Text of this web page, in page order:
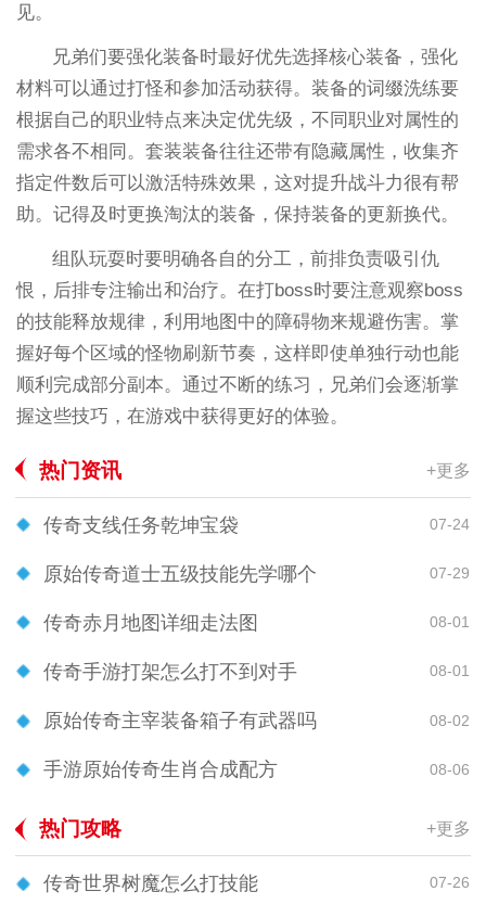
见。
兄弟们要强化装备时最好优先选择核心装备，强化
材料可以通过打怪和参加活动获得。装备的词缀洗练要
根据自己的职业特点来决定优先级，不同职业对属性的
需求各不相同。套装装备往往还带有隐藏属性，收集齐
指定件数后可以激活特殊效果，这对提升战斗力很有帮
助。记得及时更换淘汰的装备，保持装备的更新换代。
组队玩耍时要明确各自的分工，前排负责吸引仇
恨，后排专注输出和治疗。在打boss时要注意观察boss
的技能释放规律，利用地图中的障碍物来规避伤害。掌
握好每个区域的怪物刷新节奏，这样即使单独行动也能
顺利完成部分副本。通过不断的练习，兄弟们会逐渐掌
握这些技巧，在游戏中获得更好的体验。
热门资讯 +更多
传奇支线任务乾坤宝袋 07-24
原始传奇道士五级技能先学哪个 07-29
传奇赤月地图详细走法图 08-01
传奇手游打架怎么打不到对手 08-01
原始传奇主宰装备箱子有武器吗 08-02
手游原始传奇生肖合成配方 08-06
热门攻略 +更多
传奇世界树魔怎么打技能 07-26